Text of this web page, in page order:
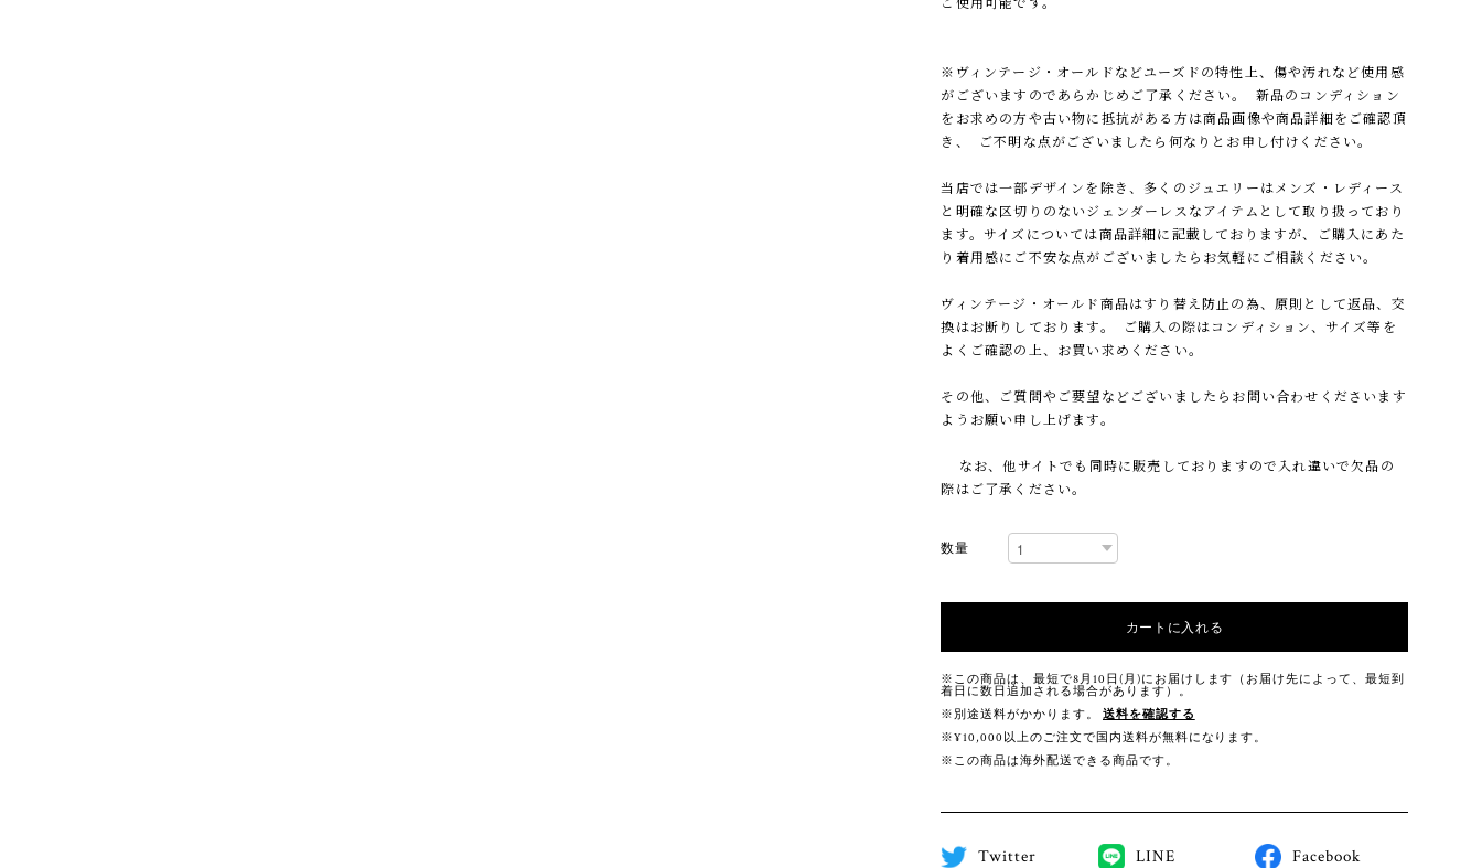
※ヴィンテージ・オールドなどユーズドの特性上、傷や汚れなど使用感
がございますのであらかじめご了承ください。 新品のコンディション
をお求めの方や古い物に抵抗がある方は商品画像や商品詳細をご確認頂
き、 ご不明な点がございましたら何なりとお申し付けください。
当店では一部デザインを除き、多くのジュエリーはメンズ・レディース
と明確な区切りのないジェンダーレスなアイテムとして取り扱っており
ます。サイズについては商品詳細に記載しておりますが、ご購入にあた
り着用感にご不安な点がございましたらお気軽にご相談ください。
ヴィンテージ・オールド商品はすり替え防止の為、原則として返品、交
換はお断りしております。 ご購入の際はコンディション、サイズ等を
よくご確認の上、お買い求めください。
その他、ご質問やご要望などございましたらお問い合わせくださいます
ようお願い申し上げます。
なお、他サイトでも同時に販売しておりますので入れ違いで欠品の
際はご了承ください。
数量
カートに入れる
※この商品は、最短で8月10日(月)にお届けします（お届け先によって、最短到
着日に数日追加される場合があります）。
※別途送料がかかります。
送料を確認する
※¥10,000以上のご注文で国内送料が無料になります。
※この商品は海外配送できる商品です。
Twitter LINE Facebook